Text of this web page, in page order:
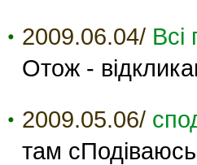
2009.06.04/ Всі
Отож -
2009.05.06/
там